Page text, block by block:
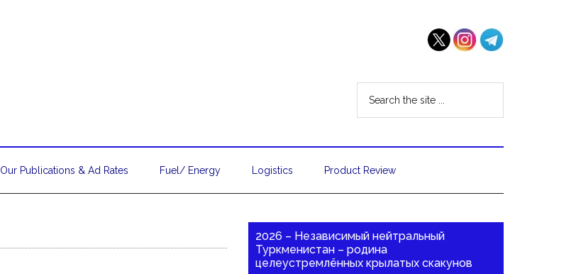
Our Publications & Ad Rates Fuel/ Energy Logistics Product Review
2026 – Независимый нейтральный
Туркменистан – родина
целеустремлённых крылатых скакунов